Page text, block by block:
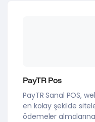
PayTR Pos
PayTR Sanal POS,
en kolay şekilde
ödemeler